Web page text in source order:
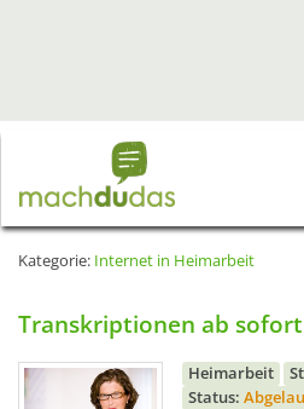
Kategorie: Internet in Heimarbeit
Transkriptionen ab sofort
Heimarbeit
Status: